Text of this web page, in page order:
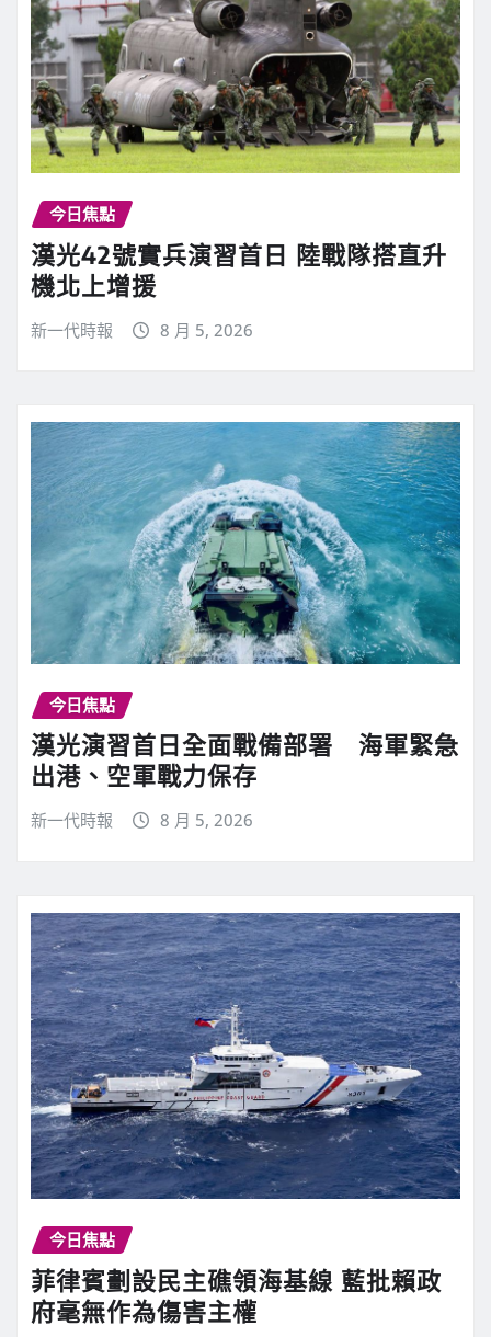
今日焦點
漢光42號實兵演習首日 陸戰隊搭直升
機北上增援
新一代時報 8 月 5, 2026
今日焦點
漢光演習首日全面戰備部署 海軍緊急
出港、空軍戰力保存
新一代時報 8 月 5, 2026
今日焦點
菲律賓劃設民主礁領海基線 藍批賴政
府毫無作為傷害主權